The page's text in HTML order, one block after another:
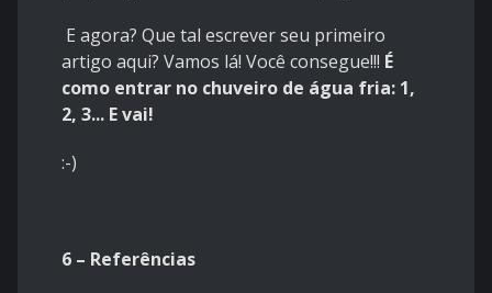
E agora? Que tal escrever seu primeiro
artigo aqui? Vamos lá! Você consegue!!! É
como entrar no chuveiro de água fria: 1,
2, 3... E vai!
:-)
6 – Referências